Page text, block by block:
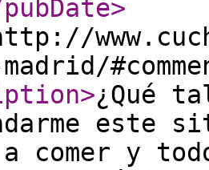
>
>¿Qué
a comer y